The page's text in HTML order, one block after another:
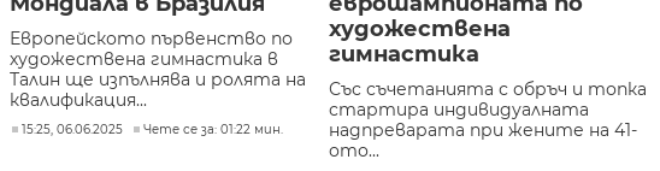
Европейското първенство по
художествена гимнастика в
Талин ще изпълнява и ролята на
квалификация...
15:25, 06.06.2025 Чете се за: 01:22 мин.
художествена
гимнастика
Със съчетанията с обръч и топка
стартира индивидуалната
надпреварата при жените на 41-
ото...